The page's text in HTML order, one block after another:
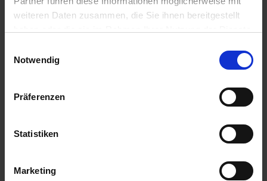
weiteren Daten zusammen, die Sie ihnen bereitgestellt
Notwendig
Präferenzen
Statistiken
Marketing
AIDA Kreuzfahrten